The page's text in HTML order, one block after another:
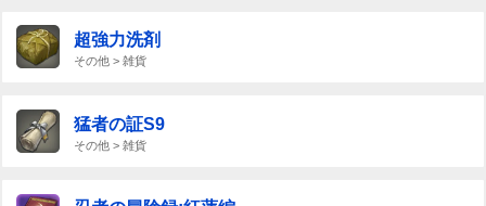
超強力洗剤
その他 > 雑貨
猛者の証S9
その他 > 雑貨